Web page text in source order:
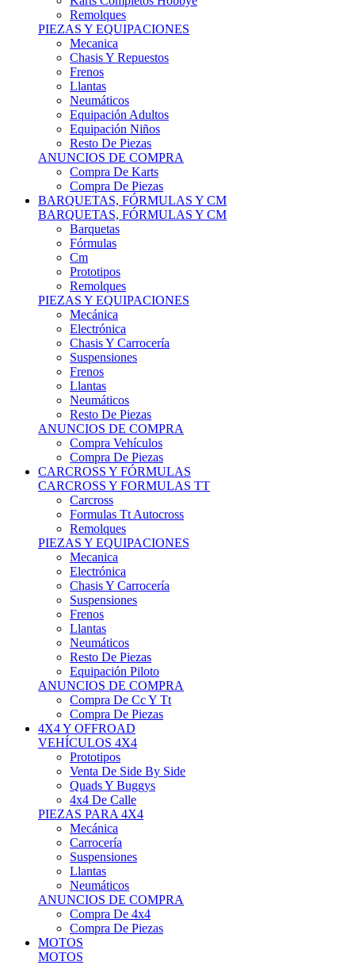
PIEZAS Y EQUIPACIONES
Mecanica
Chasis Y Repuestos
Frenos
Llantas
Neumáticos
Equipación Adultos
Equipación Niños
Resto De Piezas
ANUNCIOS DE COMPRA
Compra De Karts
Compra De Piezas
BARQUETAS, FÓRMULAS Y CM
BARQUETAS, FÓRMULAS Y CM
Barquetas
Fórmulas
Cm
Prototipos
Remolques
PIEZAS Y EQUIPACIONES
Mecánica
Electrónica
Chasis Y Carrocería
Suspensiones
Frenos
Llantas
Neumáticos
Resto De Piezas
ANUNCIOS DE COMPRA
Compra Vehículos
Compra De Piezas
CARCROSS Y FÓRMULAS
CARCROSS Y FORMULAS TT
Carcross
Formulas Tt Autocross
Remolques
PIEZAS Y EQUIPACIONES
Mecanica
Electrónica
Chasis Y Carrocería
Suspensiones
Frenos
Llantas
Neumáticos
Resto De Piezas
Equipación Piloto
ANUNCIOS DE COMPRA
Compra De Cc Y Tt
Compra De Piezas
4X4 Y OFFROAD
VEHÍCULOS 4X4
Prototipos
Venta De Side By Side
Quads Y Buggys
4x4 De Calle
PIEZAS PARA 4X4
Mecánica
Carrocería
Suspensiones
Llantas
Neumáticos
ANUNCIOS DE COMPRA
Compra De 4x4
Compra De Piezas
MOTOS
MOTOS
Motos De Circuito